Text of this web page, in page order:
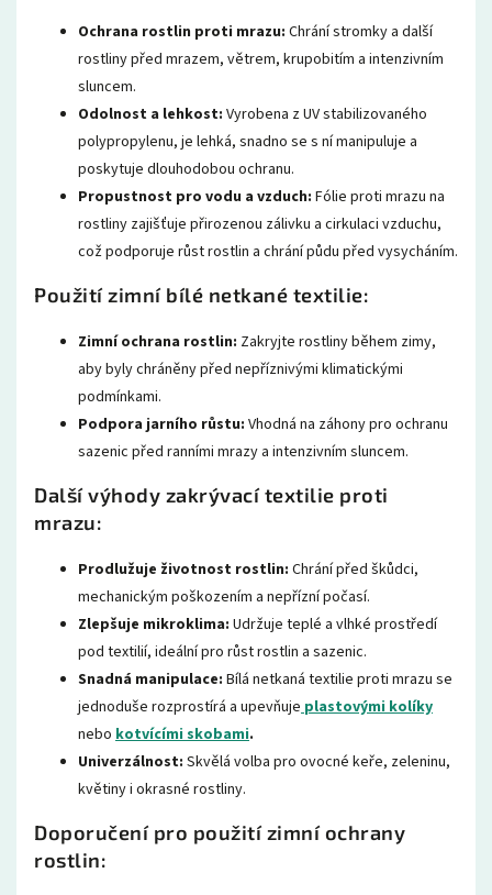
Ochrana rostlin proti mrazu: Chrání stromky a další
rostliny před mrazem, větrem, krupobitím a intenzivním
sluncem.
Odolnost a lehkost: Vyrobena z UV stabilizovaného
polypropylenu, je lehká, snadno se s ní manipuluje a
poskytuje dlouhodobou ochranu.
Propustnost pro vodu a vzduch: Fólie proti mrazu na
rostliny zajišťuje přirozenou zálivku a cirkulaci vzduchu,
což podporuje růst rostlin a chrání půdu před vysycháním.
Použití zimní bílé netkané textilie:
Zimní ochrana rostlin: Zakryjte rostliny během zimy,
aby byly chráněny před nepříznivými klimatickými
podmínkami.
Podpora jarního růstu: Vhodná na záhony pro ochranu
sazenic před ranními mrazy a intenzivním sluncem.
Další výhody zakrývací textilie proti
mrazu:
Prodlužuje životnost rostlin: Chrání před škůdci,
mechanickým poškozením a nepřízní počasí.
Zlepšuje mikroklima: Udržuje teplé a vlhké prostředí
pod textilií, ideální pro růst rostlin a sazenic.
Snadná manipulace: Bílá netkaná textilie proti mrazu se
jednoduše rozprostírá a upevňuje plastovými kolíky
nebo kotvícími skobami.
Univerzálnost: Skvělá volba pro ovocné keře, zeleninu,
květiny i okrasné rostliny.
Doporučení pro použití zimní ochrany
rostlin: